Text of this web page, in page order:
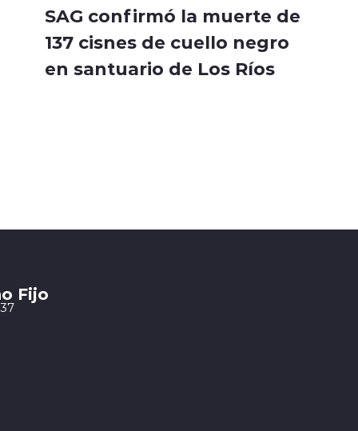
SAG confirmó la muerte de
137 cisnes de cuello negro
en santuario de Los Ríos
Fijo